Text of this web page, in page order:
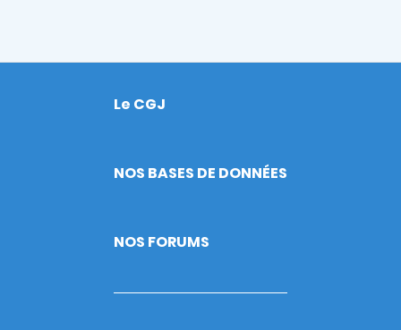
Footer
Le CGJ
NOS BASES DE DONNÉES
NOS FORUMS